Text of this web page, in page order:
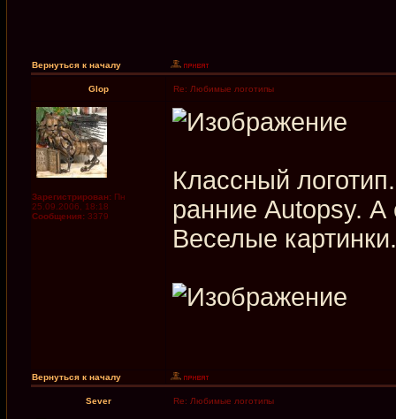
Вернуться к началу
Glop Re: Любимые логотипы
Зарегистрирован: Пн
25.09.2006, 18:18
Сообщения: 3379
Классный
ранние Autopsy.
Веселые картинки.
Вернуться к началу
Sever Re: Любимые логотипы